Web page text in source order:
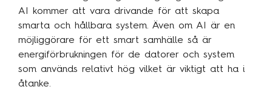
AI kommer att vara drivande för att skapa
smarta och hållbara system. Även om AI är en
möjliggörare för ett smart samhälle så är
energiförbrukningen för de datorer och system
som används relativt hög vilket är viktigt att ha i
åtanke.